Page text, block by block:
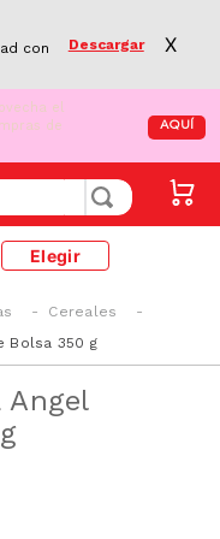
con
Descargar X
el
de
AQUÍ
Elegir
Cereales
Bolsa 350 g
Angel